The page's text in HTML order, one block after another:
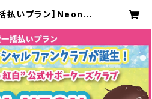
括払いプラン】Neonte
グッズ | Neontetra